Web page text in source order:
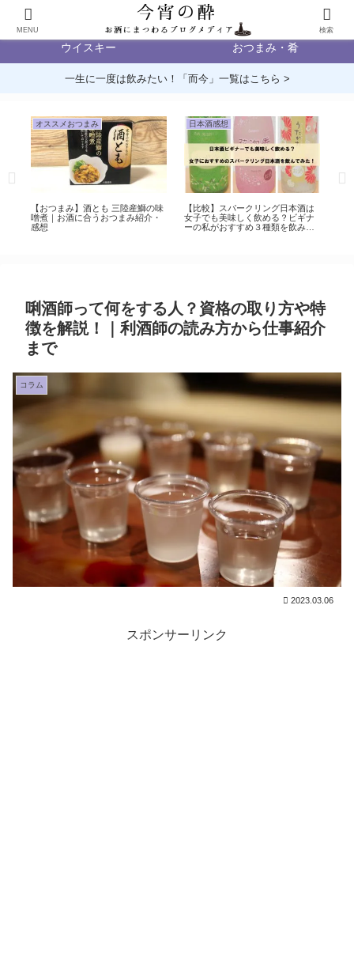
ウイスキー おつまみ・肴
一生に一度は飲みたい！「而今」一覧はこちら >
オススメおつまみ
【おつまみ】酒とも 三陸産鰤の味
噌煮｜お酒に合うおつまみ紹介・
感想
日本酒感想
【比較】スパークリング日本酒は
女子でも美味しく飲める？ビギナ
ーの私がおすすめ３種類を飲み比
唎酒師って何をする人？資格の取り方や特
徴を解説！｜利酒師の読み方から仕事紹介
まで
コラム
2023.03.06
スポンサーリンク
MENU 検索